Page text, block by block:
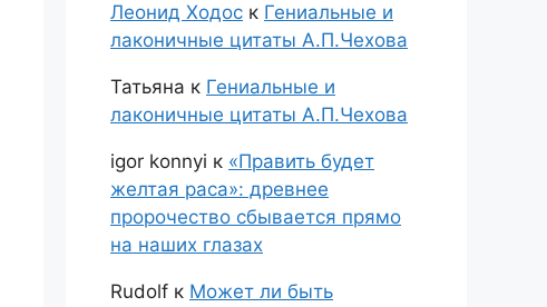
Леонид Ходос к Гениальные и
лаконичные цитаты А.П.Чехова
Татьяна к Гениальные и
лаконичные цитаты А.П.Чехова
igor konnyi к «Править будет
желтая раса»: древнее
пророчество сбывается прямо
на наших глазах
Rudolf к Может ли быть